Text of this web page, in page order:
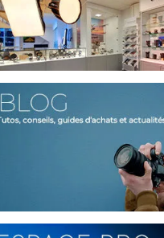
DJI
jusqu'au 07-08-2026 inclus.
Kit de filtres ND magnétique pour
camera sport - Achat et prix :
2 ans
la base d'une expédition Chronopost
France continentale uniquement,
de moins de 1m et moins de
points Fidélité estimés, hors
en €, les points seront